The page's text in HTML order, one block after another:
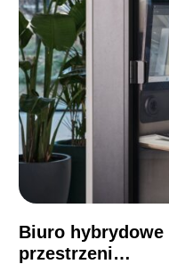
Biuro
przestrzeni…